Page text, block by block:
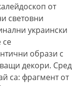
от
световни
украински
се
образи с
декори. Сред
са: фрагмент от